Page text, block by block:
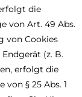
die
von Art. 49 Abs.
von Cookies
(z. B.
erfolgt die
§ 25 Abs. 1